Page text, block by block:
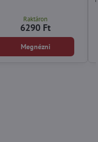
Raktáron
6290 Ft
Megnézni